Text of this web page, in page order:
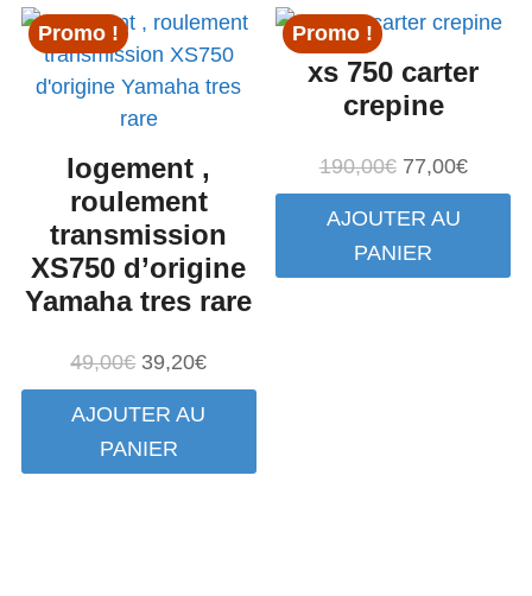
6,00€.4,87€.
Promo !
logement ,
roulement
transmission
XS750 d’origine
Yamaha tres rare
49,00€ Le
prix
initial
était :
39,20€Le
prix
AJOUTER AU
PANIER
Promo !
xs 750 carter
crepine
190,00€ Le
prix
initial
était :
77,00€Le
prix
AJOUTER AU
PANIER